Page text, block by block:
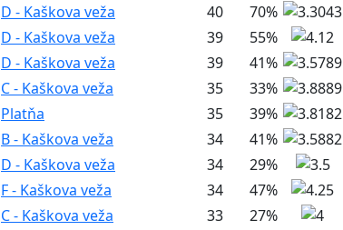
D - Kaškova veža 40
70%
D - Kaškova veža 39
55%
D - Kaškova veža 39
41%
C - Kaškova veža 35
33%
Platňa 35
39%
B - Kaškova veža 34
41%
D - Kaškova veža 34
29%
F - Kaškova veža 34
47%
C - Kaškova veža 33
27%